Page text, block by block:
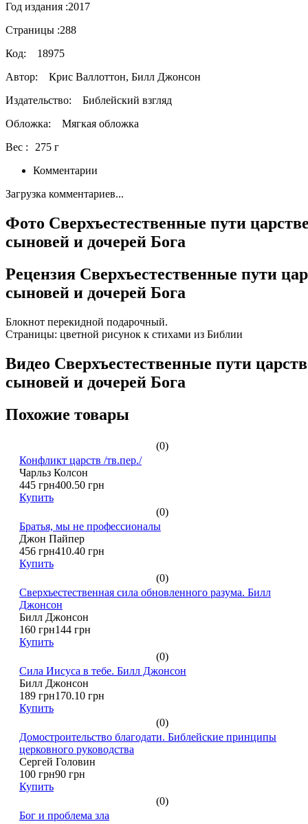
Год издания :2017
Страницы :288
Код: 18975
Автор:
Крис Валлоттон, Билл Джонсон
Издательство:
Библейский взгляд
Обложка: Мягкая обложка
Вес :
275 г
Комментарии
Загрузка комментариев...
Фото Сверхъестественные пути
сыновей и дочерей Бога
Рецензия Сверхъестественные пути
сыновей и дочерей Бога
Блокнот перекидной подарочный.
Страницы: цветной рисунок к стихами из Библии
Видео Сверхъестественные пути
сыновей и дочерей Бога
Похожие товары
(0)
Конфликт царств /тв.пер./
Чарльз Колсон
445 грн400.50 грн
Купить
(0)
Братья, мы не профессионалы
Джон Пайпер
456 грн410.40 грн
Купить
(0)
Сверхъестественная сила обновленного разума. Билл
Джонсон
Билл Джонсон
160 грн144 грн
Купить
(0)
Сила Иисуса в тебе. Билл Джонсон
Билл Джонсон
189 грн170.10 грн
Купить
(0)
Домостроительство благодати. Библейские принципы
церковного руководства
Сергей Головин
100 грн90 грн
Купить
(0)
Бог и проблема зла